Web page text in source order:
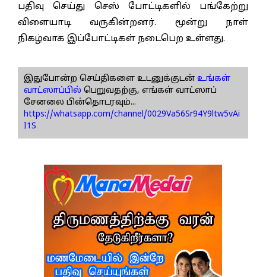
பதிவு செய்து செஸ் போட்டிகளில் பங்கேற்று
விளையாடி வருகின்றனர். மூன்று நாள்
நிகழ்வாக இப்போட்டிகள் நடைபெற உள்ளது.
இதுபோன்ற செய்திகளை உடனுக்குடன் உங்கள்
வாட்ஸாப்பில் பெறுவதற்கு, எங்கள் வாட்ஸாப்
சேனலை பின்தொடரவும்...
https://whatsapp.com/channel/0029Va56Sr94Y9ltw5vAi
I1S